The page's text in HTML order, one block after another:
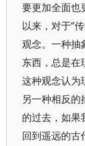
要更加全面也
以来，对于“
观念。一种抽
东西，总是在
这种观念认为
另一种相反
的过去，如果
回到遥远的古